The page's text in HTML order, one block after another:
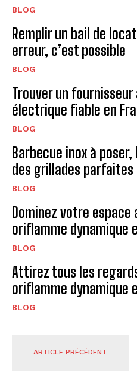
BLOG
Remplir un bail de
erreur, c’est possible
BLOG
Trouver un
électrique fiable en
BLOG
Barbecue inox à
des grillades parfaites
BLOG
Dominez votre espace
oriflamme dynamique
BLOG
Attirez tous les
oriflamme dynamique
BLOG
ARTICLE PRÉCÉDENT